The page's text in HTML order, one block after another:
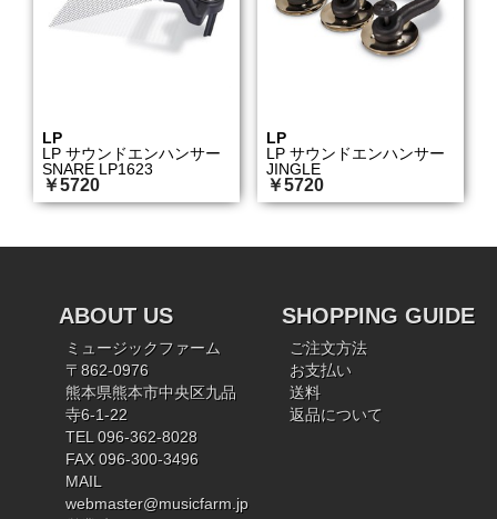
LP
LP サウンドエンハンサー
SNARE LP1623
￥5720
LP
LP サウンドエンハンサー
JINGLE
￥5720
ABOUT US
ミュージックファーム
〒862-0976
熊本県熊本市中央区九品
寺6-1-22
TEL 096-362-8028
FAX 096-300-3496
MAIL
webmaster@musicfarm.jp
SHOPPING GUIDE
ご注文方法
お支払い
送料
返品について